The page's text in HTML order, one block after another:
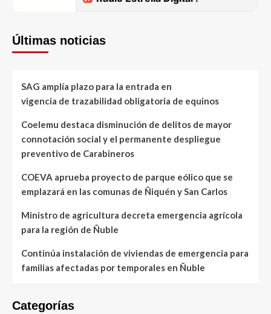
Últimas noticias
SAG amplía plazo para la entrada en
vigencia de trazabilidad obligatoria de equinos
Coelemu destaca disminución de delitos de mayor
connotación social y el permanente despliegue
preventivo de Carabineros
COEVA aprueba proyecto de parque eólico que se
emplazará en las comunas de Ñiquén y San Carlos
Ministro de agricultura decreta emergencia agrícola
para la región de Ñuble
Continúa instalación de viviendas de emergencia para
familias afectadas por temporales en Ñuble
Categorías